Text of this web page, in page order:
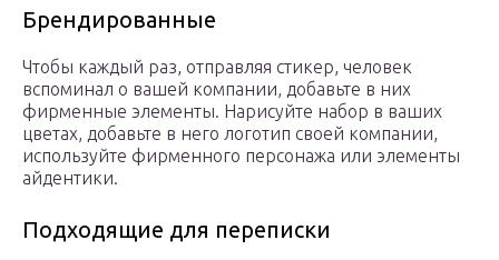
Брендированные
Чтобы каждый раз, отправляя стикер, человек
вспоминал о вашей компании, добавьте в них
фирменные элементы. Нарисуйте набор в ваших
цветах, добавьте в него логотип своей компании,
используйте фирменного персонажа или элементы
айдентики.
Подходящие для переписки